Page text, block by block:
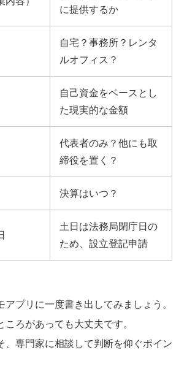
に提供するか
自宅？事務所？レンタ
ルオフィス？
自己資金をベースとし
た現実的な金額
代表者のみ？他にも取
締役を置く？
決算はいつ？
土日は法務局閉庁日の
ため、設立登記申請
アプリに一度書き出してみましょう。
ころがあっても大丈夫です。
、専門家に相談して判断を仰ぐポイン